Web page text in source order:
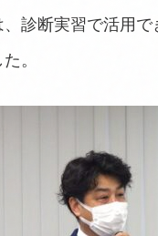
診断実習で活用
。